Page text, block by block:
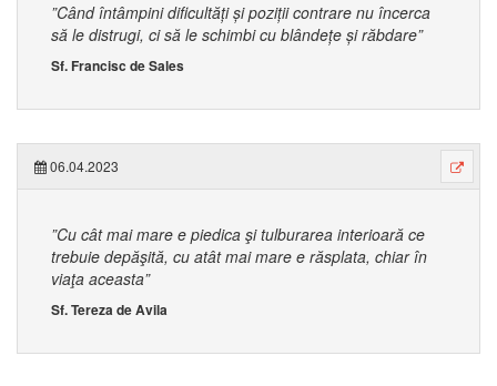
”Când întâmpini dificultăți și poziții contrare nu încerca
să le distrugi, ci să le schimbi cu blândețe și răbdare”
Sf. Francisc de Sales
06.04.2023
”Cu cât mai mare e piedica şi tulburarea interioară ce
trebuie depăşită, cu atât mai mare e răsplata, chiar în
viaţa aceasta”
Sf. Tereza de Avila